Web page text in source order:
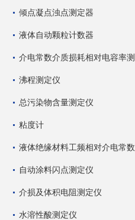
倾点凝点浊点测定器
液体自动颗粒计数器
沸程测定仪
总污染物含量测定仪
粘度计
液体绝缘材料工频相对介电常数
自动涂料闪点测定仪
介损及体积电阻测定仪
水溶性酸测定仪